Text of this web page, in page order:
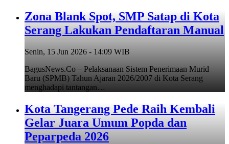
Zona Blank Spot, SMP Satap di Kota
Serang Lakukan Pendaftaran Manual
Senin, 15 Jun 2026 - 14:09 WIB
BagusNews.Co – Pelaksanaan Sistem Penerimaan Murid
Baru (SPMB) Tahun Ajaran 2026/2007 di Kota Serang
menghadapi tantangan…
Kota Tangerang Pede Raih Kembali
Gelar Juara Umum Popda dan
Peparpeda 2026